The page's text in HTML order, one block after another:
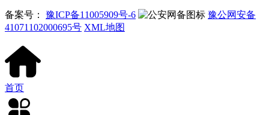
备案号： 豫ICP备11005909号-6
豫公网安备
41071102000695号 XML地图
首页